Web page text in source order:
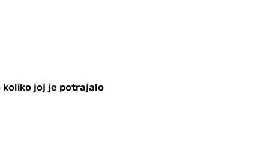
koliko joj je potrajalo